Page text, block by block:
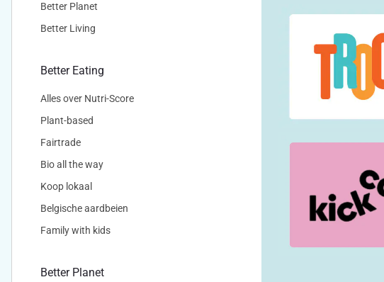
Better Planet
Better Living
Better Eating
Alles over Nutri-Score
Plant-based
Fairtrade
Bio all the way
Koop lokaal
Belgische aardbeien
Family with kids
Better Planet